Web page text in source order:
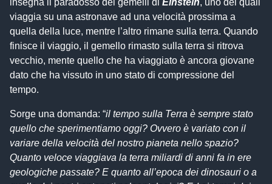
insegna il paradosso dei gemelli di Einstein, uno dei quali
viaggia su una astronave ad una velocità prossima a
quella della luce, mentre l’altro rimane sulla terra. Quando
finisce il viaggio, il gemello rimasto sulla terra si ritrova
vecchio, mente quello che ha viaggiato è ancora giovane
dato che ha vissuto in uno stato di compressione del
tempo.
Sorge una domanda: “il tempo sulla Terra è sempre stato
quello che sperimentiamo oggi? Ovvero è variato con il
variare della velocità del nostro pianeta nello spazio?
Quanto veloce viaggiava la terra miliardi di anni fa in ere
geologiche passate? E quanto all’epoca dei dinosauri o a